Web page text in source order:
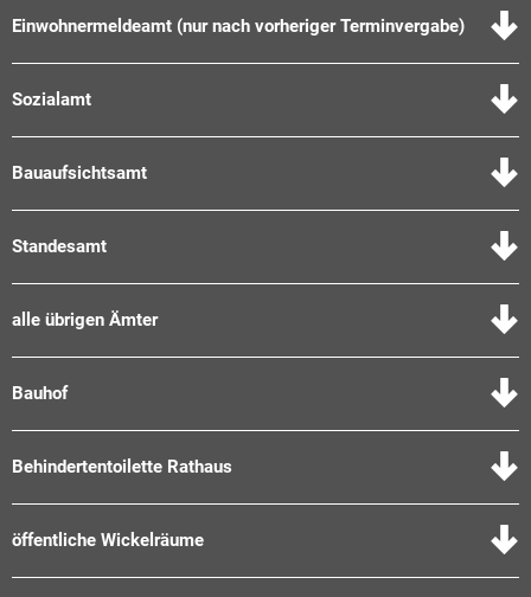
Einwohnermeldeamt (nur nach vorheriger Terminvergabe)
Sozialamt
Bauaufsichtsamt
Standesamt
alle übrigen Ämter
Bauhof
Behindertentoilette Rathaus
öffentliche Wickelräume